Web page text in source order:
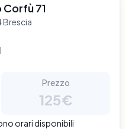
71
Brescia
Prezzo
125€
orari disponibili